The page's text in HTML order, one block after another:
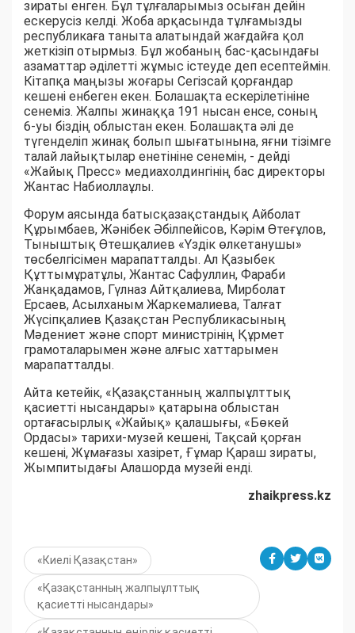
зираты енген. Бұл тұлғаларымыз осыған дейін
ескерусіз келді. Жоба арқасында тұлғамызды
республикаға таныта алатындай жағдайға қол
жеткізіп отырмыз. Бұл жобаның бас-қасындағы
азаматтар әділетті жұмыс істеуде деп есептеймін.
Кітапқа маңызы жоғары Сегізсай қорғандар
кешені енбеген екен. Болашақта ескерілетініне
сенеміз. Жалпы жинаққа 191 нысан енсе, соның
6-уы біздің облыстан екен. Болашақта әлі де
түгенделіп жинақ болып шығатынына, яғни тізімге
талай лайықтылар енетініне сенемін, - дейді
«Жайық Пресс» медиахолдингінің бас директоры
Жантас Набиоллаұлы.
Форум аясында батысқазақстандық Айболат
Құрымбаев, Жәнібек Әбілпейісов, Кәрім Өтеғұлов,
Тыныштық Өтешқалиев «Үздік өлкетанушы»
төсбелгісімен марапатталды. Ал Қазыбек
Құттымұратұлы, Жантас Сафуллин, Фараби
Жанқадамов, Гүлназ Айтқалиева, Мирболат
Ерсаев, Асылханым Жаркемалиева, Талғат
Жүсіпқалиев Қазақстан Республикасының
Мәдениет және спорт министрінің Құрмет
грамоталарымен және алғыс хаттарымен
марапатталды.
Айта кетейік, «Қазақстанның жалпыұлттық
қасиетті нысандары» қатарына облыстан
ортағасырлық «Жайық» қалашығы, «Бөкей
Ордасы» тарихи-музей кешені, Тақсай қорған
кешені, Жұмағазы хазірет, Ғұмар Қараш зираты,
Жымпитыдағы Алашорда музейі енді.
zhaikpress.kz
«Киелі Қазақстан»
«Қазақстанның жалпыұлттық
қасиетті нысандары»